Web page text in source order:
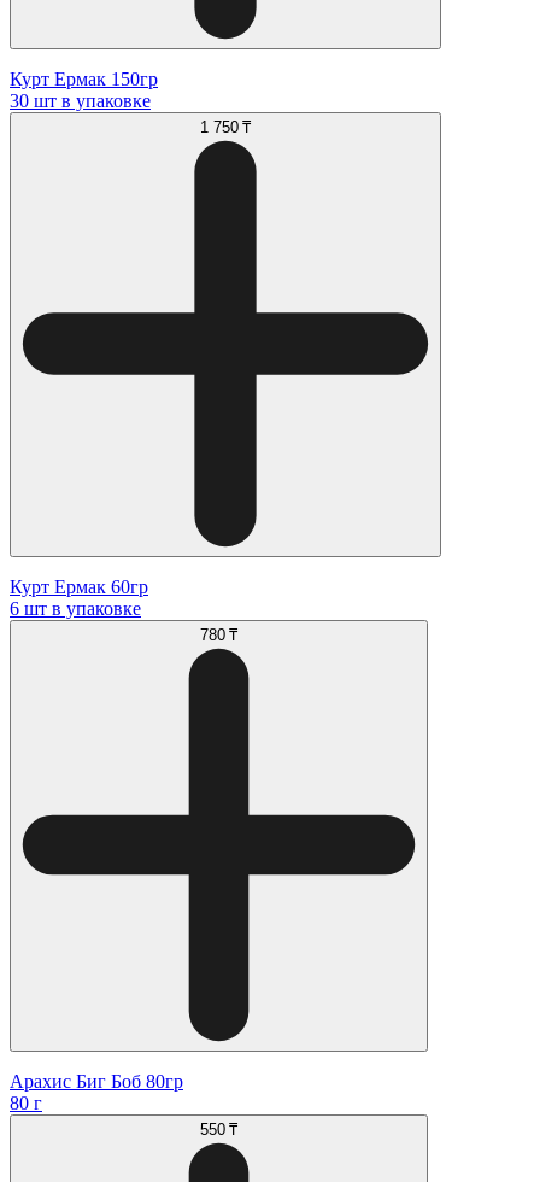
Курт Ермак 150гр
30 шт в упаковке
1 750 ₸
Курт Ермак 60гр
6 шт в упаковке
780 ₸
Арахис Биг Боб 80гр
80 г
550 ₸